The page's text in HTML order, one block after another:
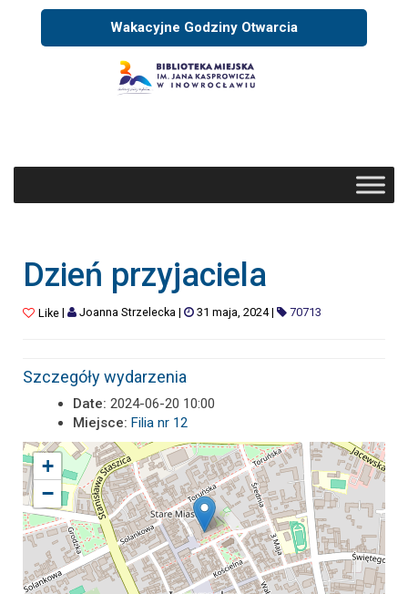
Wakacyjne Godziny Otwarcia
Dzień przyjaciela
Like| Joanna Strzelecka | 31 maja, 2024| 70713
Szczegóły wydarzenia
Date: 2024-06-20 10:00
Miejsce: Filia nr 12
+
−